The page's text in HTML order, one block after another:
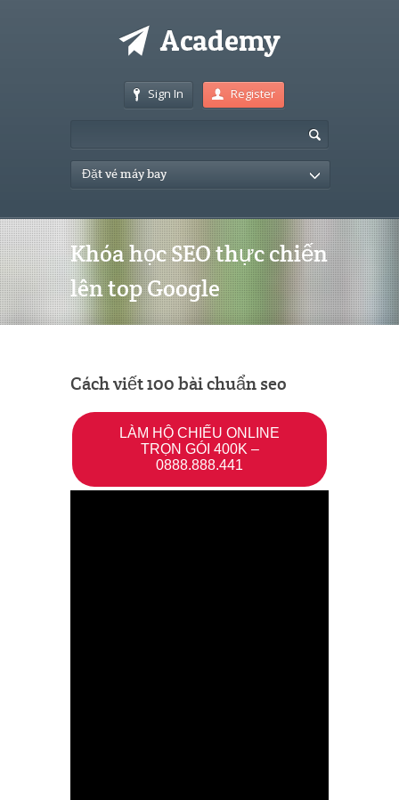
Sign In Register
Đặt vé máy bay
Khóa học SEO thực chiến
lên top Google
Cách viết 100 bài chuẩn seo
LÀM HỘ CHIẾU ONLINE
TRỌN GÓI 400K –
0888.888.441